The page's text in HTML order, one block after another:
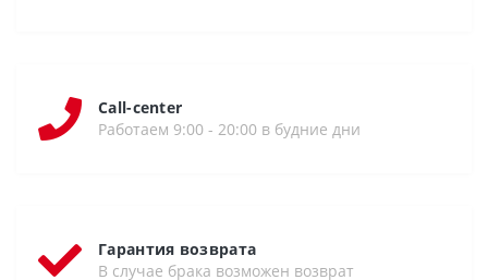
Call-center
Работаем 9:00 - 20:00 в будние дни
Гарантия возврата
В случае брака возможен возврат